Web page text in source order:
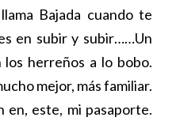
Bajada cuando te
en subir y subir……Un
herreños a lo bobo.
mejor, más familiar.
en, este, mi pasaporte.